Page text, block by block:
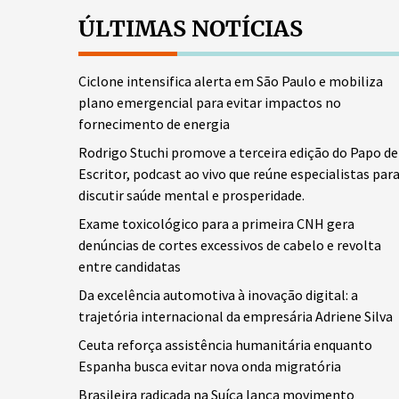
ÚLTIMAS NOTÍCIAS
Ciclone intensifica alerta em São Paulo e mobiliza
plano emergencial para evitar impactos no
fornecimento de energia
Rodrigo Stuchi promove a terceira edição do Papo de
Escritor, podcast ao vivo que reúne especialistas para
discutir saúde mental e prosperidade.
Exame toxicológico para a primeira CNH gera
denúncias de cortes excessivos de cabelo e revolta
entre candidatas
Da excelência automotiva à inovação digital: a
trajetória internacional da empresária Adriene Silva
Ceuta reforça assistência humanitária enquanto
Espanha busca evitar nova onda migratória
Brasileira radicada na Suíça lança movimento